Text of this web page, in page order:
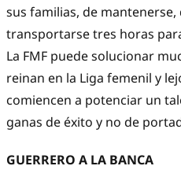
sus familias, de mantenerse,
transportarse tres horas
La FMF puede solucionar
reinan en la Liga femenil y
comiencen a potenciar un
ganas de éxito y no de
GUERRERO A LA BANCA